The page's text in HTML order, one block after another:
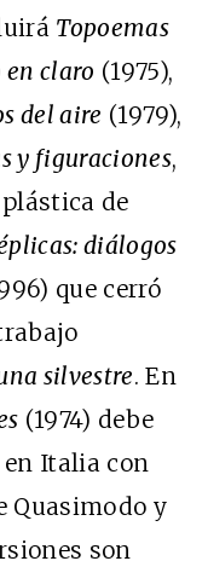
Topoemas
en claro (1975),
del aire (1979),
y figuraciones,
de
diálogos
que cerró
silvestre. En
(1974) debe
Italia con
Quasimodo y
son